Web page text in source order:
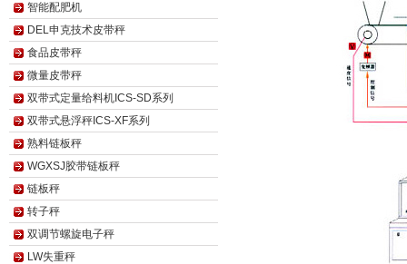
智能配肥机
DEL申克技术皮带秤
食品皮带秤
微量皮带秤
双带式定量给料机ICS-SD系列
双带式悬浮秤ICS-XF系列
熟料链板秤
WGXSJ胶带链板秤
链板秤
转子秤
双调节螺旋电子秤
LW失重秤